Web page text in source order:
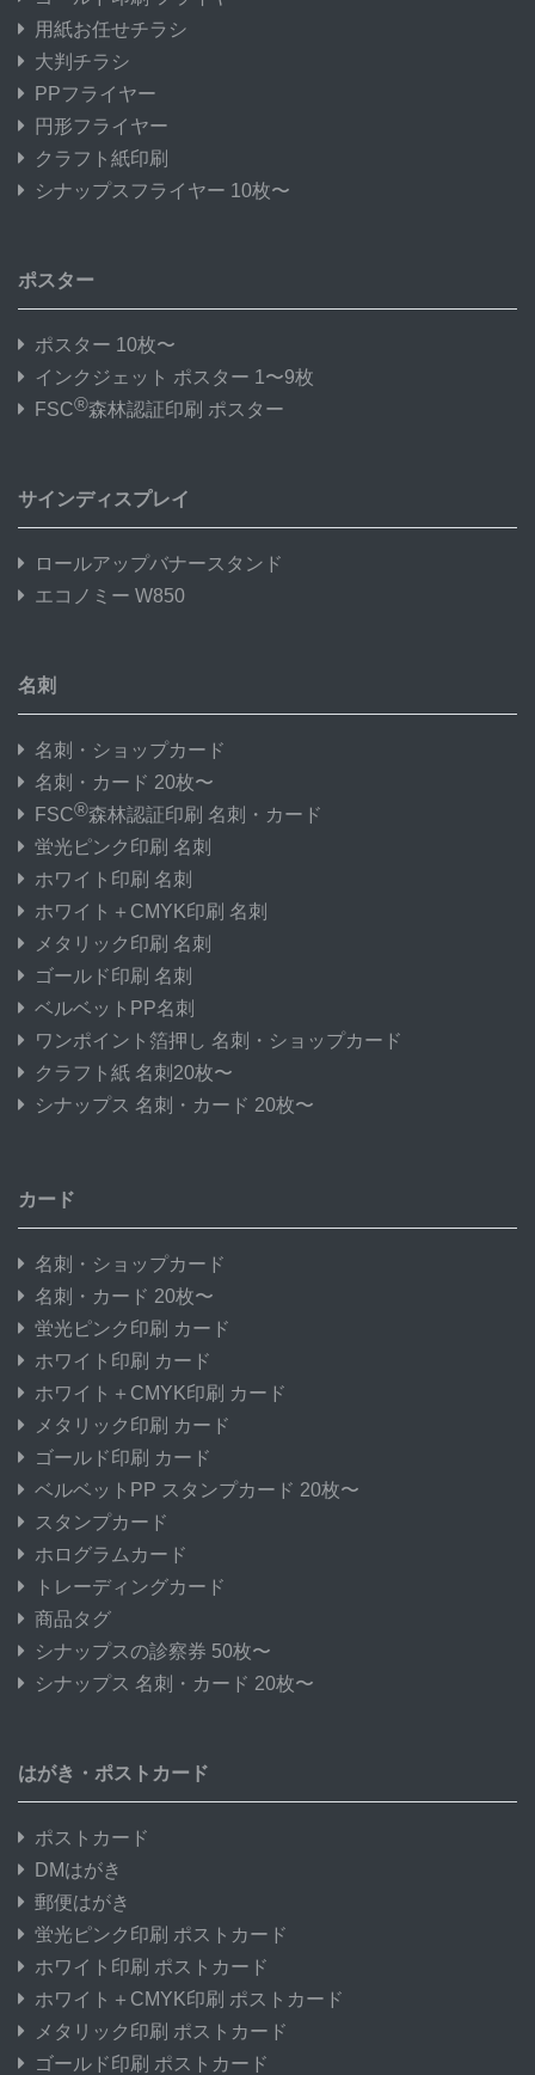
用紙お任せチラシ
大判チラシ
PPフライヤー
円形フライヤー
クラフト紙印刷
シナップスフライヤー 10枚〜
ポスター
ポスター 10枚〜
インクジェット ポスター 1〜9枚
FSC®森林認証印刷 ポスター
サインディスプレイ
ロールアップバナースタンド
エコノミー W850
名刺
名刺・ショップカード
名刺・カード 20枚〜
FSC®森林認証印刷 名刺・カード
蛍光ピンク印刷 名刺
ホワイト印刷 名刺
ホワイト＋CMYK印刷 名刺
メタリック印刷 名刺
ゴールド印刷 名刺
ベルベットPP名刺
ワンポイント箔押し 名刺・ショップカード
クラフト紙 名刺20枚〜
シナップス 名刺・カード 20枚〜
カード
名刺・ショップカード
名刺・カード 20枚〜
蛍光ピンク印刷 カード
ホワイト印刷 カード
ホワイト＋CMYK印刷 カード
メタリック印刷 カード
ゴールド印刷 カード
ベルベットPP スタンプカード 20枚〜
スタンプカード
ホログラムカード
トレーディングカード
商品タグ
シナップスの診察券 50枚〜
シナップス 名刺・カード 20枚〜
はがき・ポストカード
ポストカード
DMはがき
郵便はがき
蛍光ピンク印刷 ポストカード
ホワイト印刷 ポストカード
ホワイト＋CMYK印刷 ポストカード
メタリック印刷 ポストカード
ゴールド印刷 ポストカード